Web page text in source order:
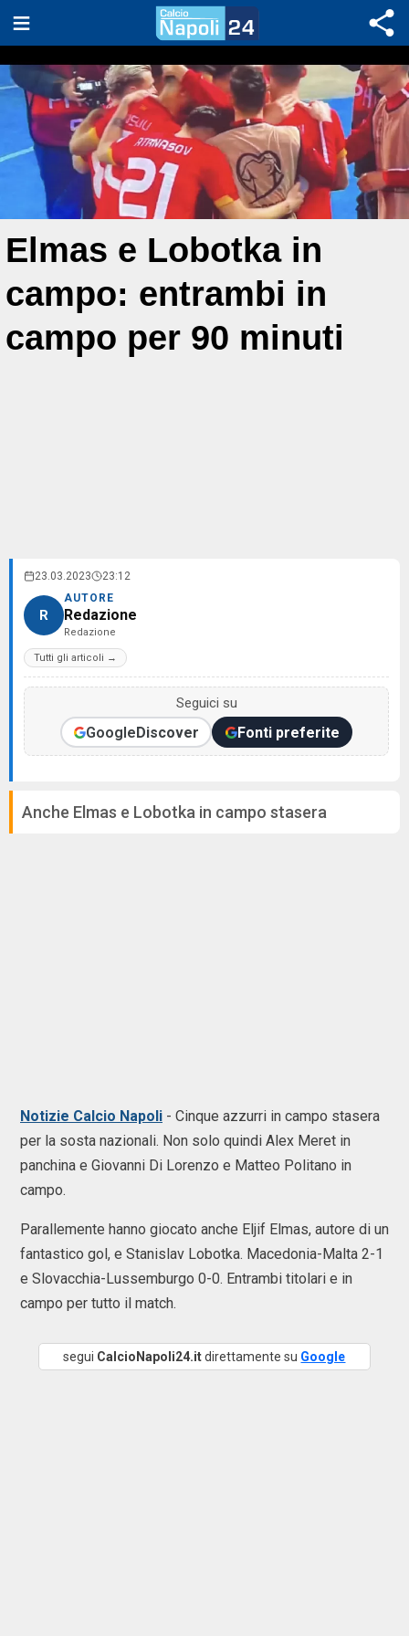
Elmas e Lobotka in
campo: entrambi in
campo per 90 minuti
23.03.2023 23:12
R
AUTORE
Redazione
Redazione
Tutti gli articoli →
Seguici su
GoogleDiscover Fonti preferite
Anche Elmas e Lobotka in campo stasera
Notizie Calcio Napoli - Cinque azzurri in campo stasera
per la sosta nazionali. Non solo quindi Alex Meret in
panchina e Giovanni Di Lorenzo e Matteo Politano in
campo.
Parallemente hanno giocato anche Eljif Elmas, autore di un
fantastico gol, e Stanislav Lobotka. Macedonia-Malta 2-1
e Slovacchia-Lussemburgo 0-0. Entrambi titolari e in
campo per tutto il match.
segui CalcioNapoli24.itdirettamente su Google